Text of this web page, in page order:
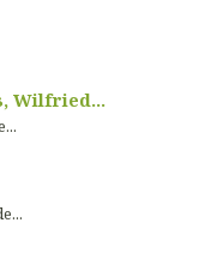
Wilfried...